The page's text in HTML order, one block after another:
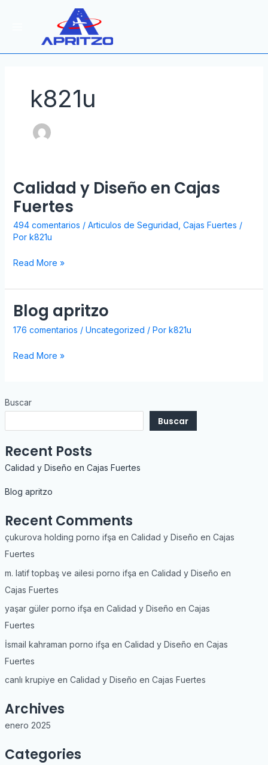
k821u
Calidad y Diseño en Cajas
Fuertes
494 comentarios / Articulos de Seguridad Cajas Fuertes /
Por k821u
Calidad
y
Diseño
en
Cajas
Read More »
Blog apritzo
176 comentarios / Uncategorized / Por k821u
Blog
apritzo
Read More »
Buscar
Buscar
Recent Posts
Calidad y Diseño en Cajas Fuertes
Blog apritzo
Recent Comments
çukurova holding porno ifşa en Calidad y Diseño en Cajas
Fuertes
m. latif topbaş ve ailesi porno ifşa en Calidad y Diseño en
Cajas Fuertes
yaşar güler porno ifşa en Calidad y Diseño en Cajas
Fuertes
İsmail kahraman porno ifşa en Calidad y Diseño en Cajas
Fuertes
canlı krupiye en Calidad y Diseño en Cajas Fuertes
Archives
enero 2025
Categories